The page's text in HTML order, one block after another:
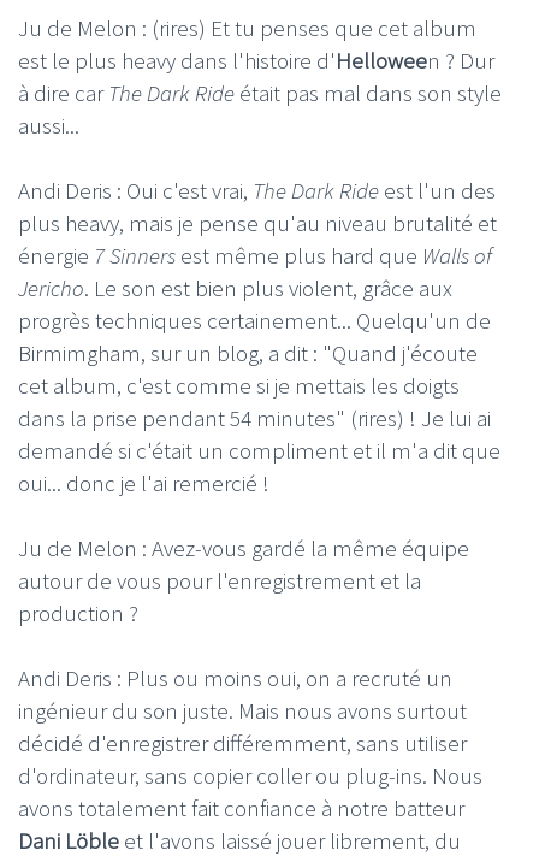
Ju de Melon : (rires) Et tu penses que cet album
est le plus heavy dans l'histoire d'Helloween ? Dur
à dire car The Dark Ride était pas mal dans son style
aussi...
Andi Deris : Oui c'est vrai, The Dark Ride est l'un des
plus heavy, mais je pense qu'au niveau brutalité et
énergie 7 Sinners est même plus hard que Walls of
Jericho. Le son est bien plus violent, grâce aux
progrès techniques certainement... Quelqu'un de
Birmimgham, sur un blog, a dit : "Quand j'écoute
cet album, c'est comme si je mettais les doigts
dans la prise pendant 54 minutes" (rires) ! Je lui ai
demandé si c'était un compliment et il m'a dit que
oui... donc je l'ai remercié !
Ju de Melon : Avez-vous gardé la même équipe
autour de vous pour l'enregistrement et la
production ?
Andi Deris : Plus ou moins oui, on a recruté un
ingénieur du son juste. Mais nous avons surtout
décidé d'enregistrer différemment, sans utiliser
d'ordinateur, sans copier coller ou plug-ins. Nous
avons totalement fait confiance à notre batteur
Dani Löble et l'avons laissé jouer librement, du